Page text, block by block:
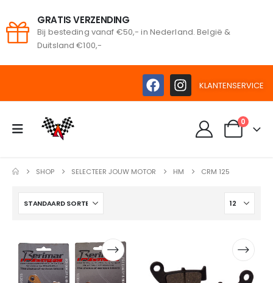
GRATIS VERZENDING
Bij besteding vanaf €50,- in Nederland. België &
Duitsland €100,-
KLANTENSERVICE
0
SHOP SELECTEER JOUW MOTOR HM CRM 125